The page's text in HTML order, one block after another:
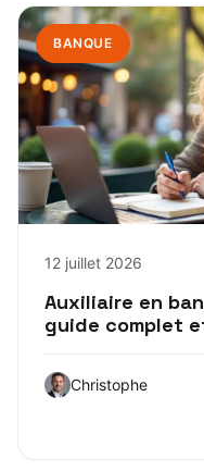
BANQUE
12 juillet 2026
Auxiliaire en
guide complet
Christophe